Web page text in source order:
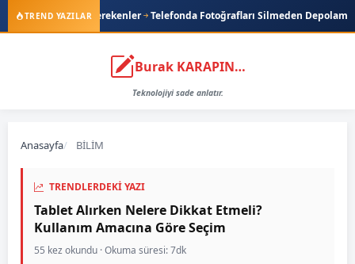
TREND YAZILAR
Telefonda Fotoğrafları Silmeden Depolama Nasıl Açılır? EA FC
Burak KARAPINAR
Teknolojiyi sade anlatır.
Anasayfa BİLİM
TRENDLERDEKI YAZI
Tablet Alırken Nelere Dikkat Etmeli?
Kullanım Amacına Göre Seçim
55 kez okundu · Okuma süresi: 7dk